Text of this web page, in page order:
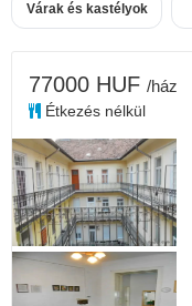
Várak és kastélyok
77000 HUF /ház
Étkezés nélkül